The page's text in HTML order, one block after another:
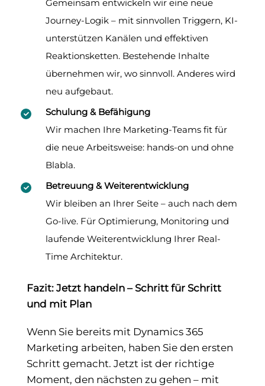
Gemeinsam entwickeln wir eine neue
Journey-Logik – mit sinnvollen Triggern, KI-
unterstützen Kanälen und effektiven
Reaktionsketten. Bestehende Inhalte
übernehmen wir, wo sinnvoll. Anderes wird
neu aufgebaut.
Schulung & Befähigung
Wir machen Ihre Marketing-Teams fit für
die neue Arbeitsweise: hands-on und ohne
Blabla.
Betreuung & Weiterentwicklung
Wir bleiben an Ihrer Seite – auch nach dem
Go-live. Für Optimierung, Monitoring und
laufende Weiterentwicklung Ihrer Real-
Time Architektur.
Fazit: Jetzt handeln – Schritt für Schritt
und mit Plan
Wenn Sie bereits mit Dynamics 365
Marketing arbeiten, haben Sie den ersten
Schritt gemacht. Jetzt ist der richtige
Moment, den nächsten zu gehen – mit